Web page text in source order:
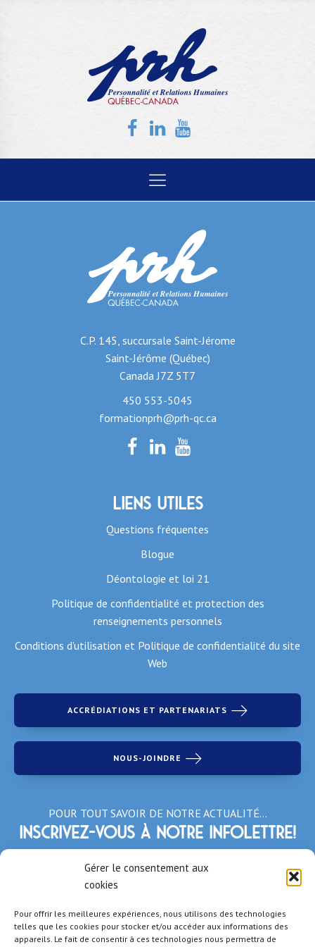
Gérer le consentement aux
cookies
Pour offrir les meilleures expériences, nous utilisons des technologies
telles que les cookies pour stocker et/ou accéder aux informations des
appareils. Le fait de consentir à ces technologies nous permettra de
C.P. 145, succursale Saint-Jérome
Saint-Jérôme (Québec)
Canada J7Z 5T7
450 553-5045
formationprh@prh-qc.ca
Liens utiles
Questions fréquentes
Blogue
Déontologie et loi 21
Politique de confidentialité et protection des
renseignements personnels
Conditions d'utilisation et Politique de confidentialité du site
Web
ACCRÉDIATIONS ET PARTENARIATS
NOUS-JOINDRE
POUR TOUT SAVOIR DE NOTRE ACTUALITÉ…
Inscrivez-vous à notre infolettre!
*Champs obligatoires